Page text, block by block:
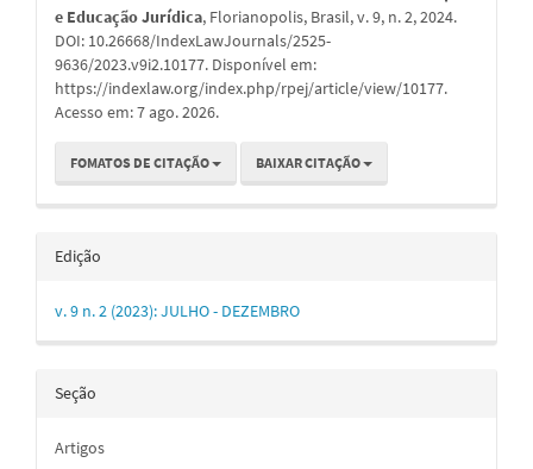
e Educação Jurídica, Florianopolis, Brasil, v. 9, n. 2, 2024.
DOI: 10.26668/IndexLawJournals/2525-
9636/2023.v9i2.10177. Disponível em:
https://indexlaw.org/index.php/rpej/article/view/10177.
Acesso em: 7 ago. 2026.
FOMATOS DE CITAÇÃO BAIXAR CITAÇÃO
Edição
v. 9 n. 2 (2023): JULHO - DEZEMBRO
Seção
Artigos